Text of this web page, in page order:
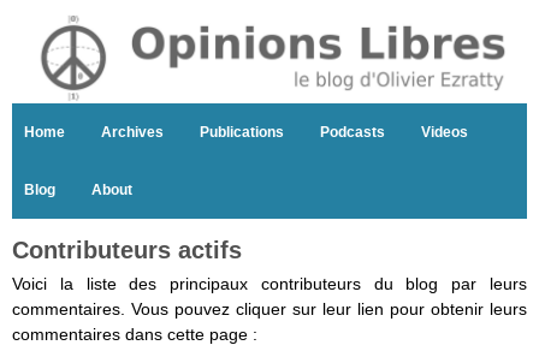
Home Archives Publications Podcasts Videos
Blog About
Contributeurs actifs
Voici la liste des principaux contributeurs du blog par leurs
commentaires. Vous pouvez cliquer sur leur lien pour obtenir leurs
commentaires dans cette page :